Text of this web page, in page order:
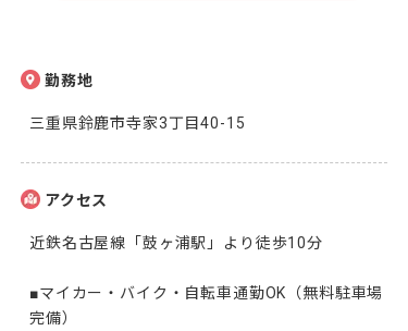
勤務地
三重県鈴鹿市寺家3丁目40-15
アクセス
近鉄名古屋線「鼓ヶ浦駅」より徒歩10分
■マイカー・バイク・自転車通勤OK（無料駐車場
完備）